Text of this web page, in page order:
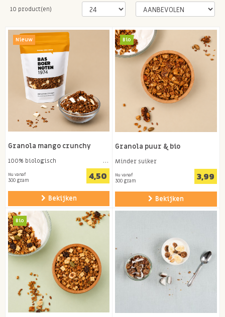
10 product(en)
Nieuw
Granola mango crunchy
100% biologisch
Nu vanaf
300 gram 4,50
Bekijken
Bio
Granola puur & bio
Minder suiker
Nu vanaf
300 gram 3,99
Bekijken
Bio